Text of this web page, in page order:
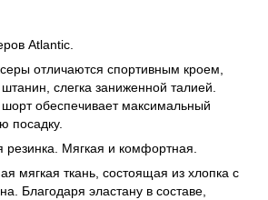
Atlantic.
отличаются спортивным кроем,
слегка заниженной талией.
обеспечивает максимальный
посадку.
резинка. Мягкая и комфортная.
мягкая ткань, состоящая из хлопка с
Благодаря эластану в составе,